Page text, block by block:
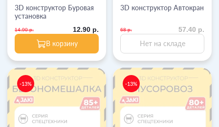
3D конструктор Буровая
установка
14.90 р. 12.90 р.
В корзину
3D конструктор Автокран
68 р. 57.40 р.
Нет на складе
-13% -13%